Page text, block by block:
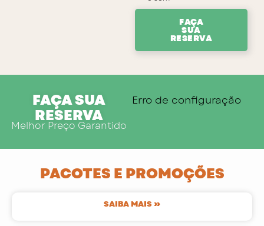
FAÇA
SUA
RESERVA
FAÇA SUA
RESERVA
Melhor Preço Garantido
Erro de configuração
PACOTES E PROMOÇÕES
SAIBA MAIS »